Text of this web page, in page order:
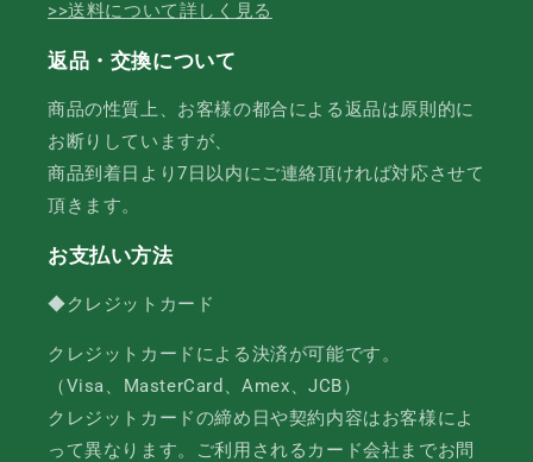
>>送料について詳しく見る
返品・交換について
商品の性質上、お客様の都合による返品は原則的に
お断りしていますが、
商品到着日より7日以内にご連絡頂ければ対応させて
頂きます。
お支払い方法
◆クレジットカード
クレジットカードによる決済が可能です。
（Visa、MasterCard、Amex、JCB）
クレジットカードの締め日や契約内容はお客様によ
って異なります。ご利用されるカード会社までお問